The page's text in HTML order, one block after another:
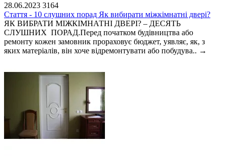
28.06.2023 3164
Стаття - 10 слушних порад Як вибирати міжкімнатні двері?
ЯК ВИБРАТИ МІЖКІМНАТНІ ДВЕРІ? – ДЕСЯТЬ
СЛУШНИХ ПОРАД.Перед початком будівництва або
ремонту кожен замовник прораховує бюджет, уявляє, як, з
яких матеріалів, він хоче відремонтувати або побудува.. →